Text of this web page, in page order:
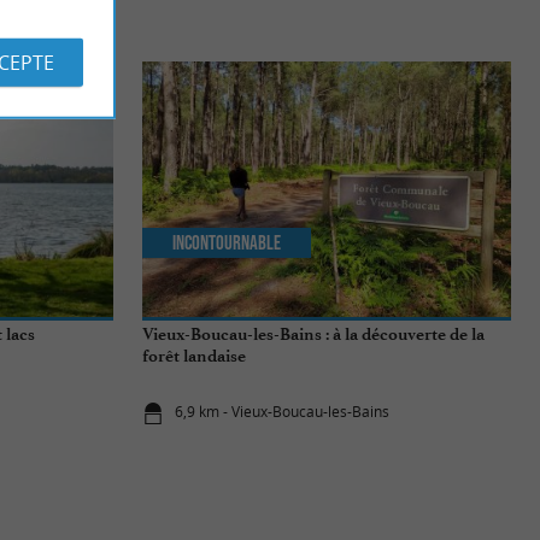
lacs
Vieux-Boucau-les-Bains : à la découverte de la
forêt landaise
6,9 km - Vieux-Boucau-les-Bains
Incontournable